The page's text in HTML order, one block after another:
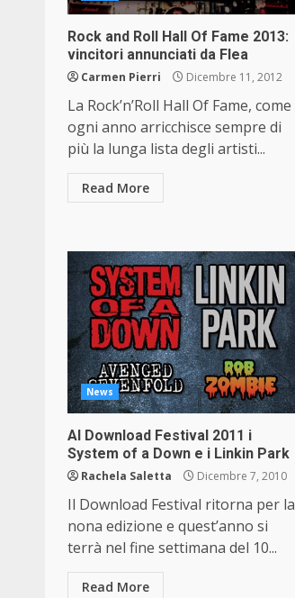
Rock and Roll Hall Of Fame 2013:
vincitori annunciati da Flea
Carmen Pierri Dicembre 11, 2012
La Rock’n’Roll Hall Of Fame, come
ogni anno arricchisce sempre di
più la lunga lista degli artisti...
Read More
News
Al Download Festival 2011 i
System of a Down e i Linkin Park
Rachela Saletta Dicembre 7, 2010
Il Download Festival ritorna per la
nona edizione e quest’anno si
terrà nel fine settimana del 10...
Read More